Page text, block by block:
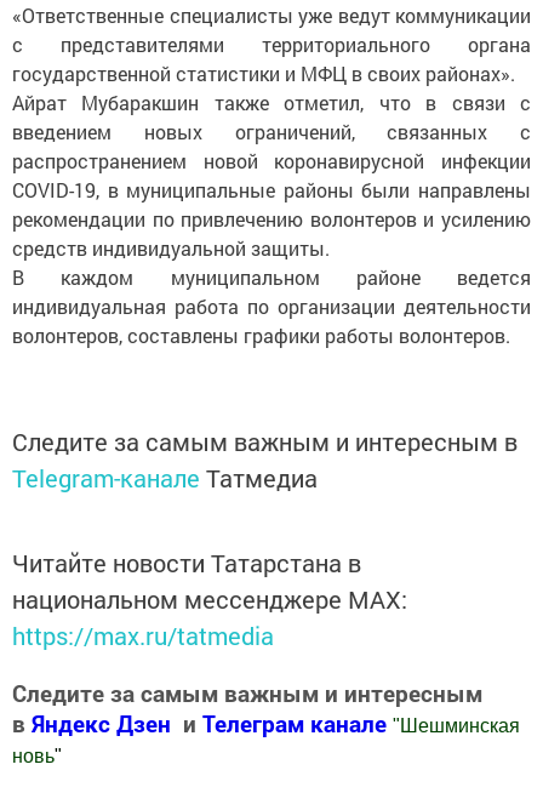
«Ответственные специалисты уже ведут коммуникации
с представителями территориального органа
государственной статистики и МФЦ в своих районах».
Айрат Мубаракшин также отметил, что в связи с
введением новых ограничений, связанных с
распространением новой коронавирусной инфекции
COVID-19, в муниципальные районы были направлены
рекомендации по привлечению волонтеров и усилению
средств индивидуальной защиты.
В каждом муниципальном районе ведется
индивидуальная работа по организации деятельности
волонтеров, составлены графики работы волонтеров.
Следите за самым важным и интересным в
Telegram-канале Татмедиа
Читайте новости Татарстана в
национальном мессенджере MАХ:
https://max.ru/tatmedia
Следите за самым важным и интересным
в Яндекс Дзен и Телеграм канале " Шешминская
новь"